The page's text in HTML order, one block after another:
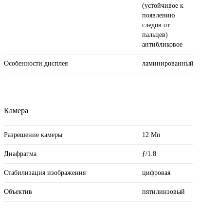
(устойчивое к
появлению
следов от
пальцев)
антибликовое
Особенности дисплея ламинированный
Камера
Разрешение камеры 12 Мп
Диафрагма ƒ/1.8
Стабилизация изображения цифровая
Объектив пятилинзовый